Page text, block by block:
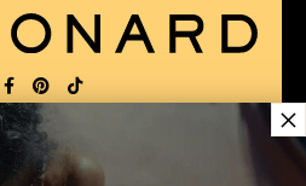
SPRACHE:
×